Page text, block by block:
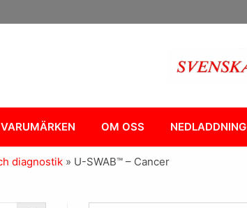
VARUMÄRKEN OM OSS NEDLADDNING
diagnostik » U-SWAB™ – Cancer